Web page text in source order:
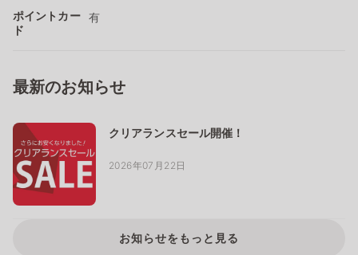
ポイントカー
ド
有
最新のお知らせ
クリアランスセール開催！
2026年07月22日
お知らせをもっと見る